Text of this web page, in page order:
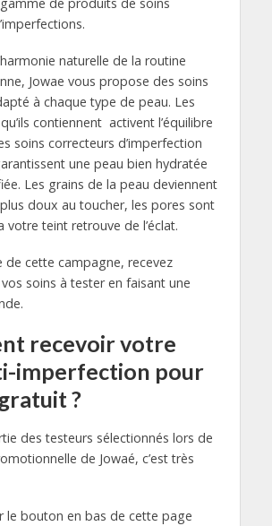
naturelle de la routine
Jowae vous propose des soins
à chaque type de peau. Les
contiennent activent l’équilibre
soins correcteurs d’imperfection
une peau bien hydratée
Les grains de la peau deviennent
doux au toucher, les pores sont
votre teint retrouve de l’éclat.
de cette campagne, recevez
soins à tester en faisant une
recevoir votre
imperfection pour
?
des testeurs sélectionnés lors de
de Jowaé, c’est très
le bouton en bas de cette page